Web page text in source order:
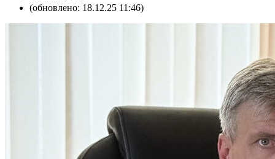
(обновлено: 18.12.25 11:46)